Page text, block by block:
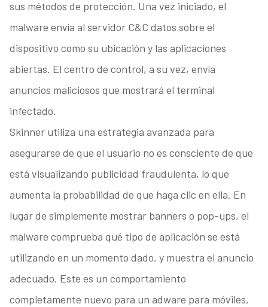
sus métodos de protección. Una vez iniciado, el
malware envía al servidor C&C datos sobre el
dispositivo como su ubicación y las aplicaciones
abiertas. El centro de control, a su vez, envía
anuncios maliciosos que mostrará el terminal
infectado.
Skinner utiliza una estrategia avanzada para
asegurarse de que el usuario no es consciente de que
está visualizando publicidad fraudulenta, lo que
aumenta la probabilidad de que haga clic en ella. En
lugar de simplemente mostrar banners o pop-ups, el
malware comprueba qué tipo de aplicación se está
utilizando en un momento dado, y muestra el anuncio
adecuado. Este es un comportamiento
completamente nuevo para un adware para móviles,